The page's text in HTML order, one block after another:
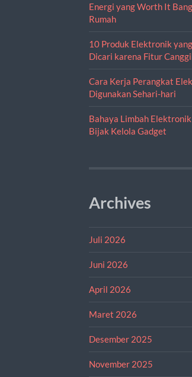
Energi yang Worth It
Rumah
10 Produk Elektronik
Dicari karena Fitur
Cara Kerja Perangkat
Digunakan Sehari-hari
Bahaya Limbah
Bijak Kelola Gadget
Archives
Juli 2026
Juni 2026
April 2026
Maret 2026
Desember 2025
November 2025